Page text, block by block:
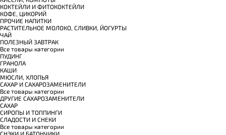
КОКТЕЙЛИ И ФИТОКОКТЕЙЛИ
КОФЕ, ЦИКОРИЙ
ПРОЧИЕ НАПИТКИ
РАСТИТЕЛЬНОЕ МОЛОКО, СЛИВКИ, ЙОГУРТЫ
ЧАЙ
ПОЛЕЗНЫЙ ЗАВТРАК
Все товары категории
ПУДИНГ
ГРАНОЛА
КАШИ
МЮСЛИ, ХЛОПЬЯ
САХАР И САХАРОЗАМЕНИТЕЛИ
Все товары категории
ДРУГИЕ САХАРОЗАМЕНИТЕЛИ
САХАР
СИРОПЫ И ТОППИНГИ
СЛАДОСТИ И СНЕКИ
Все товары категории
СНЭКИ И БАТОНЧИКИ